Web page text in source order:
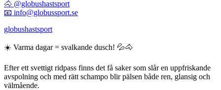
🐴 @globushastsport
📧 info@globussport.se
globushastsport
☀️ Varma dagar = svalkande dusch! 💦🐴
Efter ett svettigt ridpass finns det få saker som slår en uppfriskande
avspolning och med rätt schampo blir pälsen både ren, glansig och
välmående.